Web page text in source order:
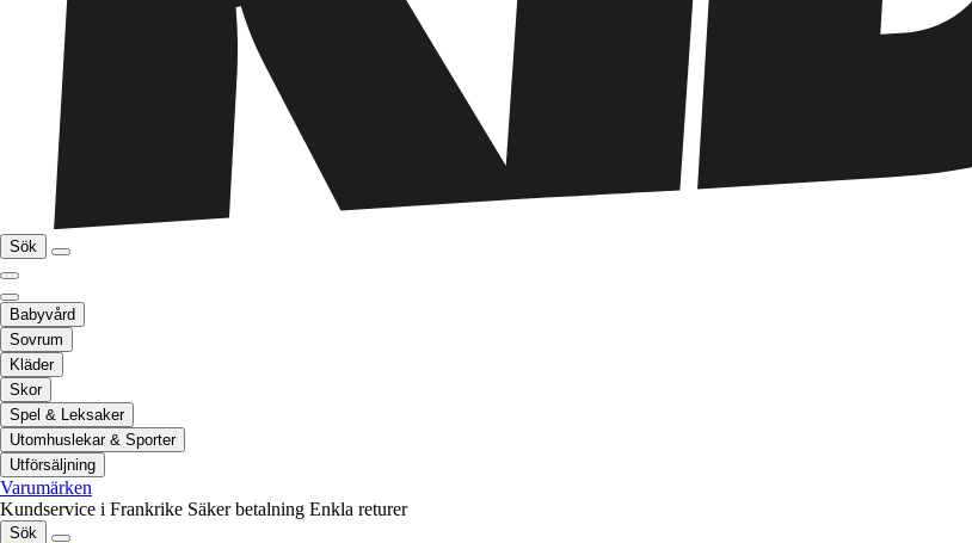
Sök
Babyvård
Sovrum
Kläder
Skor
Spel & Leksaker
Utomhuslekar & Sporter
Utförsäljning
Varumärken
Kundservice i Frankrike Säker betalning Enkla returer
Sök